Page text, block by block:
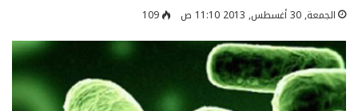
الجمعة, 30 أغسطس, 2013 11:10 ص 109